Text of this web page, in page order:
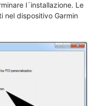
l´installazione. Le
nel dispositivo Garmin